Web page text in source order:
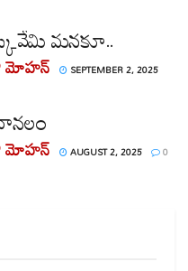
మనకూ..
మోహన్
SEPTEMBER 2, 2025
మోహన్ AUGUST 2, 2025 0